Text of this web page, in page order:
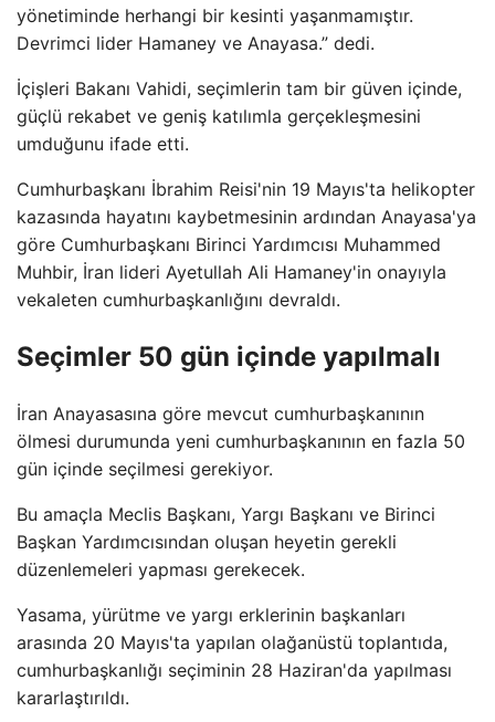
yönetiminde herhangi bir kesinti yaşanmamıştır.
Devrimci lider Hamaney ve Anayasa.” dedi.
İçişleri Bakanı Vahidi, seçimlerin tam bir güven içinde,
güçlü rekabet ve geniş katılımla gerçekleşmesini
umduğunu ifade etti.
Cumhurbaşkanı İbrahim Reisi'nin 19 Mayıs'ta helikopter
kazasında hayatını kaybetmesinin ardından Anayasa'ya
göre Cumhurbaşkanı Birinci Yardımcısı Muhammed
Muhbir, İran lideri Ayetullah Ali Hamaney'in onayıyla
vekaleten cumhurbaşkanlığını devraldı.
Seçimler 50 gün içinde yapılmalı
İran Anayasasına göre mevcut cumhurbaşkanının
ölmesi durumunda yeni cumhurbaşkanının en fazla 50
gün içinde seçilmesi gerekiyor.
Bu amaçla Meclis Başkanı, Yargı Başkanı ve Birinci
Başkan Yardımcısından oluşan heyetin gerekli
düzenlemeleri yapması gerekecek.
Yasama, yürütme ve yargı erklerinin başkanları
arasında 20 Mayıs'ta yapılan olağanüstü toplantıda,
cumhurbaşkanlığı seçiminin 28 Haziran'da yapılması
kararlaştırıldı.